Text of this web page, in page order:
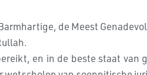
de Meest
en in de beste staat van